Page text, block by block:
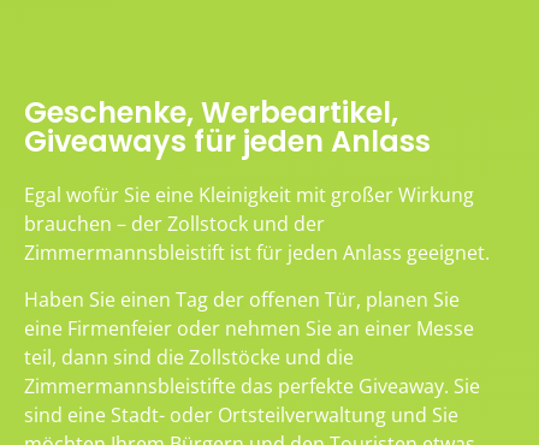
Geschenke, Werbeartikel,
Giveaways für jeden Anlass
Egal wofür Sie eine Kleinigkeit mit großer Wirkung
brauchen – der Zollstock und der
Zimmermannsbleistift ist für jeden Anlass geeignet.
Haben Sie einen Tag der offenen Tür, planen Sie
eine Firmenfeier oder nehmen Sie an einer Messe
teil, dann sind die Zollstöcke und die
Zimmermannsbleistifte das perfekte Giveaway. Sie
sind eine Stadt- oder Ortsteilverwaltung und Sie